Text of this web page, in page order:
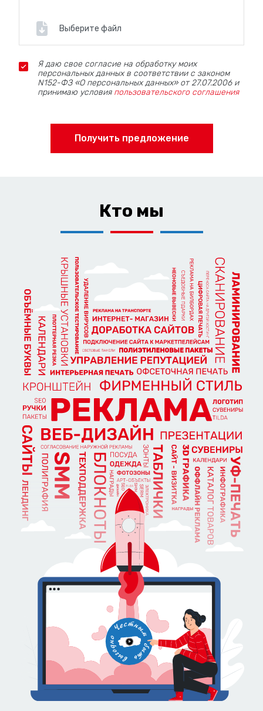
Выберите файл
Я даю свое согласие на обработку моих
персональных данных в соответствии с законом
N152-ФЗ «О персональных данных» от 27.07.2006 и
принимаю условия пользовательского соглашения
Получить предложение
Кто мы